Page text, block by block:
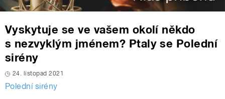
Vyskytuje se ve vašem okolí někdo
s nezvyklým jménem? Ptaly se Polední
sirény
24. listopad 2021
Polední sirény